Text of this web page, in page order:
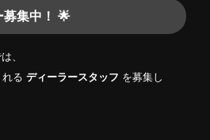
募集中！ 🌟
、
れるディーラースタッフ を募集し